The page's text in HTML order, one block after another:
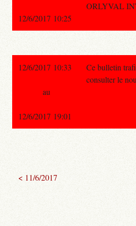
ORLYVAL
12/6/2017 10:25
12/6/2017 10:33
Ce bulletin
consulter le
au
12/6/2017 19:01
< 11/6/2017